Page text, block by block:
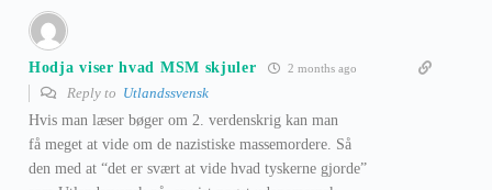
Hodja viser hvad MSM skjuler 2 months ago
Reply to Utlandssvensk
Hvis man læser bøger om 2. verdenskrig kan man
få meget at vide om de nazistiske massemordere. Så
den med at “det er svært at vide hvad tyskerne gjorde”